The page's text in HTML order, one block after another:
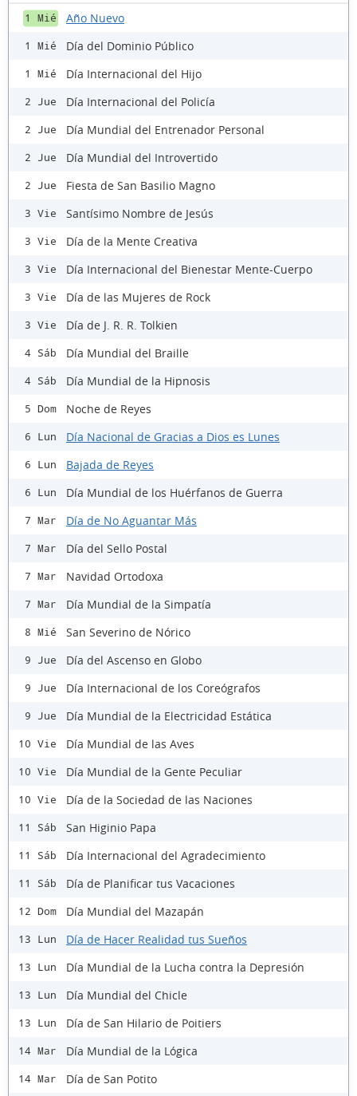
1 Mié Año Nuevo
1 Mié Día del Dominio Público
1 Mié Día Internacional del Hijo
2 Jue Día Internacional del Policía
2 Jue Día Mundial del Entrenador Personal
2 Jue Día Mundial del Introvertido
2 Jue Fiesta de San Basilio Magno
3 Vie Santísimo Nombre de Jesús
3 Vie Día de la Mente Creativa
3 Vie Día Internacional del Bienestar Mente-Cuerpo
3 Vie Día de las Mujeres de Rock
3 Vie Día de J. R. R. Tolkien
4 Sáb Día Mundial del Braille
4 Sáb Día Mundial de la Hipnosis
5 Dom Noche de Reyes
6 Lun Día Nacional de Gracias a Dios es Lunes
6 Lun Bajada de Reyes
6 Lun Día Mundial de los Huérfanos de Guerra
7 Mar Día de No Aguantar Más
7 Mar Día del Sello Postal
7 Mar Navidad Ortodoxa
7 Mar Día Mundial de la Simpatía
8 Mié San Severino de Nórico
9 Jue Día del Ascenso en Globo
9 Jue Día Internacional de los Coreógrafos
9 Jue Día Mundial de la Electricidad Estática
10 Vie Día Mundial de las Aves
10 Vie Día Mundial de la Gente Peculiar
10 Vie Día de la Sociedad de las Naciones
11 Sáb San Higinio Papa
11 Sáb Día Internacional del Agradecimiento
11 Sáb Día de Planificar tus Vacaciones
12 Dom Día Mundial del Mazapán
13 Lun Día de Hacer Realidad tus Sueños
13 Lun Día Mundial de la Lucha contra la Depresión
13 Lun Día Mundial del Chicle
13 Lun Día de San Hilario de Poitiers
14 Mar Día Mundial de la Lógica
14 Mar Día de San Potito